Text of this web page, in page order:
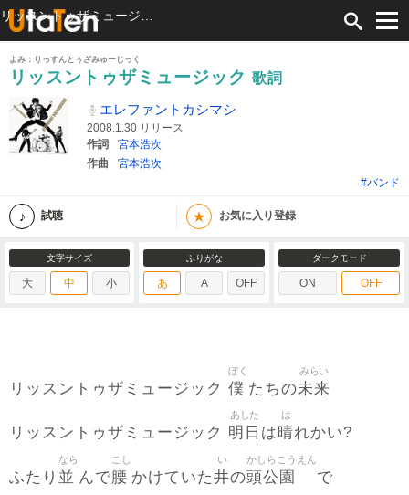
よみ：りっすんとぅざみゅーじっく
リッスントゥザミュージック 歌詞
エレファントカシマシ
2008.1.30 リリース
作詞
宮本浩次
作曲
宮本浩次
#バンド
試聴 ★ お気に入り登録
文字サイズ
大 中 小
ふりがな
あ A OFF
ダークモード
ON OFF
リッスントゥザミュージック 僕
ぼく
たちの未来
みらい
リッスントゥザミュージック 明日
あした
は晴
は
れかい?
ふたり 並
なら
んで腰
こし
かけていた井
い
の頭公園
かしらこうえん
で